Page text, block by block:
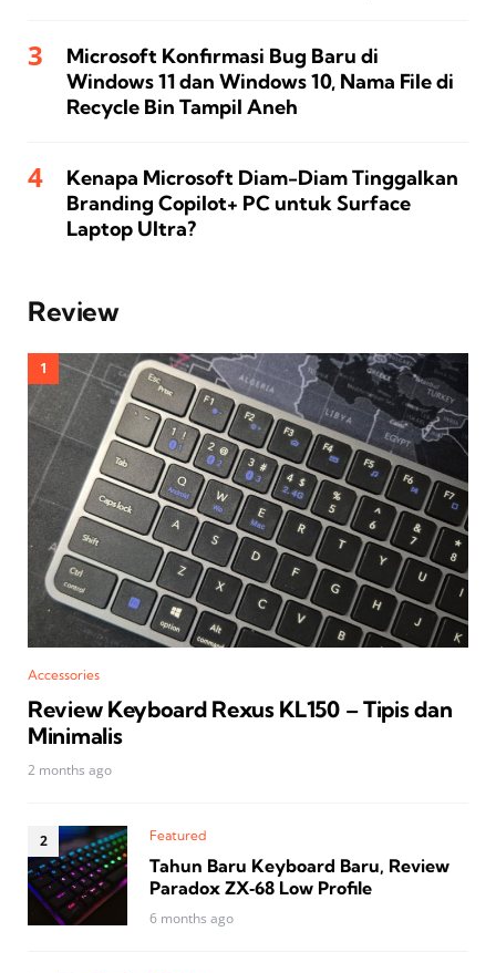
Microsoft Konfirmasi Bug Baru di
Windows 11 dan Windows 10, Nama File di
Recycle Bin Tampil Aneh
Kenapa Microsoft Diam-Diam Tinggalkan
Branding Copilot+ PC untuk Surface
Laptop Ultra?
Review
Accessories
Review Keyboard Rexus KL150 – Tipis dan
Minimalis
2 months ago
Featured
Tahun Baru Keyboard Baru, Review
Paradox ZX‑68 Low Profile
6 months ago